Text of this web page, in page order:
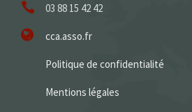
03 88 15 42 42
cca.asso.fr
Politique de confidentialité
Mentions légales